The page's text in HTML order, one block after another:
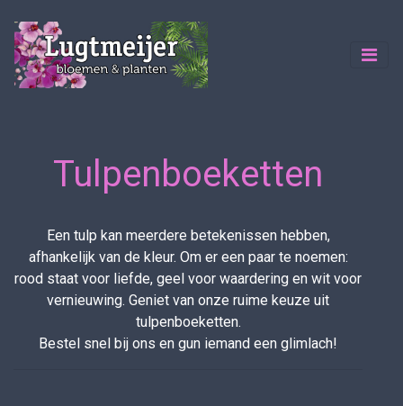
Tulpenboeketten
Een tulp kan meerdere betekenissen hebben,
afhankelijk van de kleur. Om er een paar te noemen:
rood staat voor liefde, geel voor waardering en wit voor
vernieuwing. Geniet van onze ruime keuze uit
tulpenboeketten.
Bestel snel bij ons en gun iemand een glimlach!